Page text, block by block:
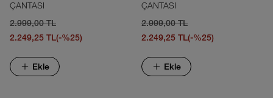
ÇANTASI
2.999,00 TL
2.249,25 TL(-%25)
Ekle
ÇANTASI
2.999,00 TL
2.249,25 TL(-%25)
Ekle